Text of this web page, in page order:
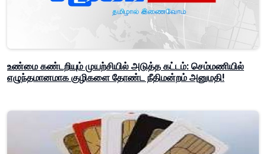
உண்மை கண்டறியும் முயற்சியில் அடுத்த கட்டம்: செம்மணியில்
எழுந்தமானமாக குழிகளை தோண்ட நீதிமன்றம் அனுமதி!